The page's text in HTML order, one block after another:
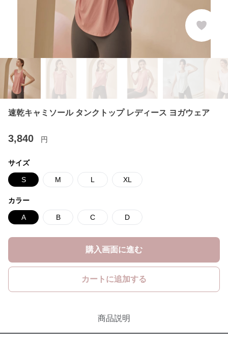
速乾キャミソール タンクトップ レディース ヨガウェア
3,840 円
サイズ
S M L XL
カラー
A B C D
購入画面に進む
カートに追加する
商品説明